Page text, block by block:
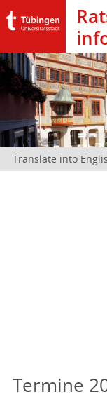
Translate into
Termine